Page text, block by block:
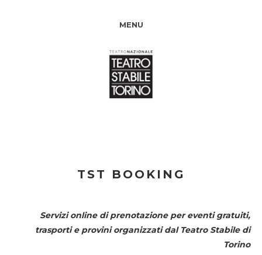
MENU
TST BOOKING
Servizi online di prenotazione per eventi gratuiti,
trasporti e provini organizzati dal Teatro Stabile di
Torino